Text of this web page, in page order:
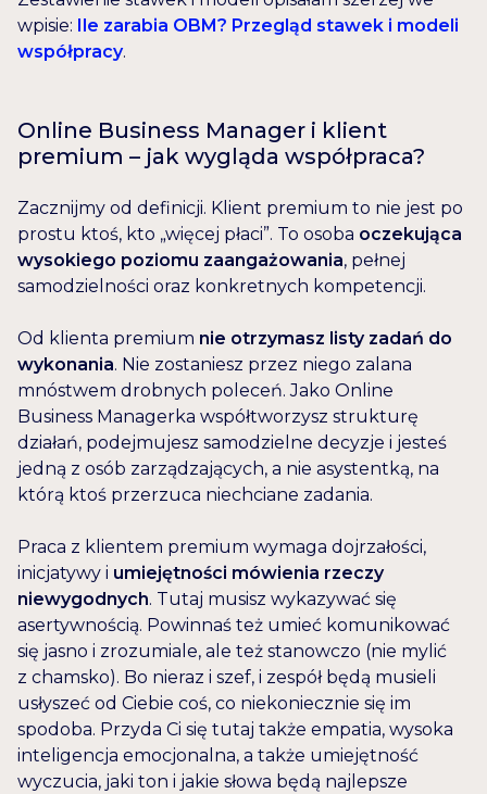
wpisie:
Ile zarabia OBM? Przegląd stawek i modeli
współpracy.
Online Business Manager i klient
premium – jak wygląda współpraca?
Zacznijmy od definicji. Klient premium to nie jest po
prostu ktoś, kto „więcej płaci”. To osoba oczekująca
wysokiego poziomu zaangażowania, pełnej
samodzielności oraz konkretnych kompetencji.
Od klienta premium nie otrzymasz listy zadań do
wykonania. Nie zostaniesz przez niego zalana
mnóstwem drobnych poleceń. Jako Online
Business Managerka współtworzysz strukturę
działań, podejmujesz samodzielne decyzje i jesteś
jedną z osób zarządzających, a nie asystentką, na
którą ktoś przerzuca niechciane zadania.
Praca z klientem premium wymaga dojrzałości,
inicjatywy i umiejętności mówienia rzeczy
niewygodnych. Tutaj musisz wykazywać się
asertywnością. Powinnaś też umieć komunikować
się jasno i zrozumiale, ale też stanowczo (nie mylić
z chamsko). Bo nieraz i szef, i zespół będą musieli
usłyszeć od Ciebie coś, co niekoniecznie się im
spodoba. Przyda Ci się tutaj także empatia, wysoka
inteligencja emocjonalna, a także umiejętność
wyczucia, jaki ton i jakie słowa będą najlepsze